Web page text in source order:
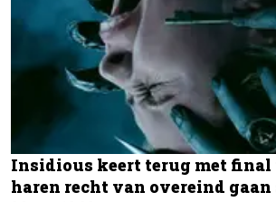
Insidious keert terug met final
haren recht van overeind gaan